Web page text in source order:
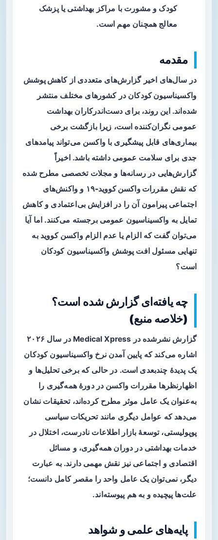
کودک و مشورت با مراکز بهداشتی یا پزشک
معالج همچنان مهم است.
مقدمه
در سال‌های اخیر گزارش‌های متعددی ازکاهش پوشش
واکسیناسیون کودکان در کشورهای مختلف منتشر
شده‌اند. این روند، برای دست‌اندرکاران بهداشت
عمومی نگران‌کننده است، زیرا بازگشت برخی
بیماری‌های قابل پیشگیری با واکسن می‌تواند پیامدهای
جدی برای سلامت عمومی داشته باشد. اخیراً
گزارش‌هایی در رسانه‌ها و مجلات تخصصی مطرح شده
که نقش مقررات واکسن کووید-۱۹
و واکنش‌های
اجتماعی پیرامون آن را در افزایش بی‌اعتمادی و کاهش
تمایل به واکسیناسیون عمومی برجسته می‌کنند. اما آیا
می‌توان گفت که الزام یا عدم الزام واکسن کووید به
تنهایی مسئول افت پوشش واکسیناسیون کودکان
است؟
چه یافته‌ای گزارش شده است؟
(خلاصه منبع)
گزارش نشرشده در Medical Xpress در سال ۲۰۲۶
اشاره می‌کند که پایین آمدن نرخ واکسیناسیون کودکان
یک پدیدهٔ چندبعدی است. در حالی که برخی تحلیل‌ها و
اظهارنظرها مقررات واکسن در دورهٔ همه‌گیری را
به‌عنوان یک عامل موثر مطرح کرده‌اند، تحقیقات نشان
می‌دهد که عوامل دیگری مانندتحریکات سیاسی
پوپولیستی، توسعۀ بازار اطلاعات نادرست، اختلال در
خدمات بهداشتی در دوران همه‌گیری، و مسائل
اقتصادی و اجتماعی نیز نقش مهمی دارند. به عبارت
دیگر، نمی‌توان یک عامل واحد را مقصر کامل دانست؛
علت‌ها پیچیده و به هم پیوسته‌اند.
پایه‌های علمی و شواهد